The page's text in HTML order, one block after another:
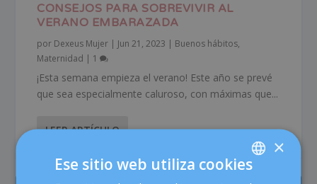
CONSEJOS PARA SOBREVIVIR AL
VERANO EMBARAZADA
por Dexeus Mujer | Jun 21, 2023 | Buenos hábitos,
Maternidad | 1
¡Esta semana empieza el verano! Este año se prevé
que sea especialmente caluroso, con máximas que...
LEER ARTÍCULO
×
Ese sitio web utiliza cookies